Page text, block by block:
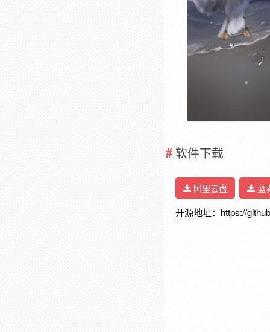
软件下载
阿里云盘
蓝
开源地址：https://